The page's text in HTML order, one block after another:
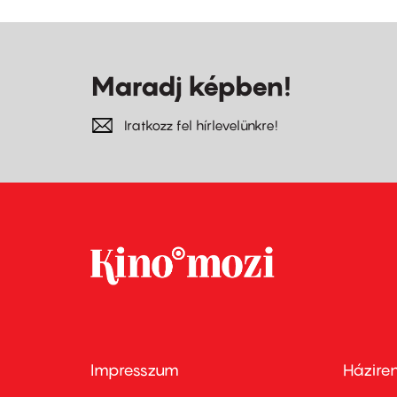
Maradj képben!
Iratkozz fel hírlevelünkre!
Footer
Impresszum